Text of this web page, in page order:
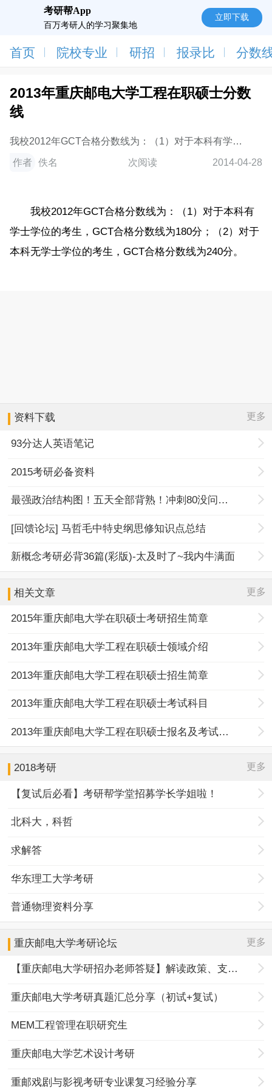
考研帮App
百万考研人的学习聚集地
立即下载
首页 院校专业 研招 报录比 分数
2013年重庆邮电大学工程在职硕士分数
线
我校2012年GCT合格分数线为：（1）对于本科有学士
学位的考生，GCT合格分数线为180分；（2）对于本科
无学士学位的考生，GCT合格分数线为240分。
作者 佚名 次阅读 2014-04-28
我校2012年GCT合格分数线为：（1）对于本科有
学士学位的考生，GCT合格分数线为180分；（2）对于
本科无学士学位的考生，GCT合格分数线为240分。
资料下载 更多
93分达人英语笔记
2015考研必备资料
最强政治结构图！五天全部背熟！冲刺80没问题！
[回馈论坛] 马哲毛中特史纲思修知识点总结
新概念考研必背36篇(彩版)-太及时了~我内牛满面
相关文章 更多
2015年重庆邮电大学在职硕士考研招生简章
2013年重庆邮电大学工程在职硕士领域介绍
2013年重庆邮电大学工程在职硕士招生简章
2013年重庆邮电大学工程在职硕士考试科目
2013年重庆邮电大学工程在职硕士报名及考试的相关通知
2018考研 更多
【复试后必看】考研帮学堂招募学长学姐啦！
北科大，科哲
求解答
华东理工大学考研
普通物理资料分享
重庆邮电大学考研论坛 更多
【重庆邮电大学研招办老师答疑】解读政策、支招报名
重庆邮电大学考研真题汇总分享（初试+复试）
MEM工程管理在职研究生
重庆邮电大学艺术设计考研
重邮戏剧与影视考研专业课复习经验分享